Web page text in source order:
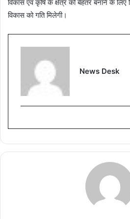
विकास एवं कृषि के क्षेत्र को बेहतर बनाने के लिए
विकास को गति मिलेगी।
News Desk